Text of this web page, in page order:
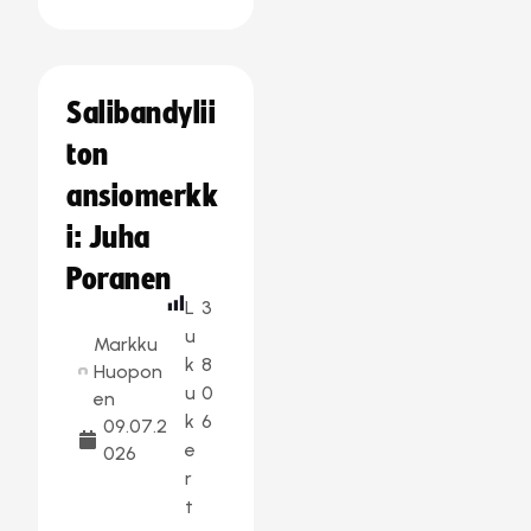
Salibandylii
ton
ansiomerkk
i: Juha
Poranen
Markku
Huopon
en
09.07.2
026
L
u
k
u
k
e
r
t
3
8
0
6